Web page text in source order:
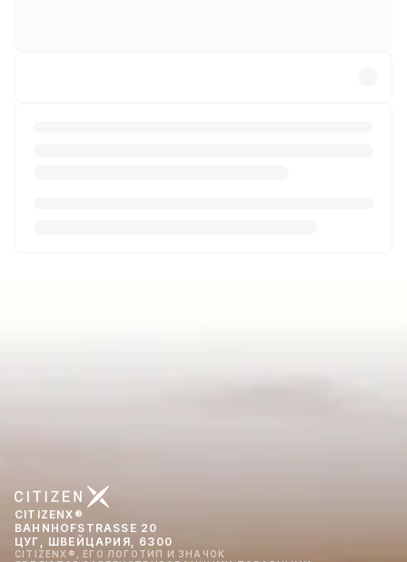
CITIZENX®
BAHNHOFSTRASSE 20
ЦУГ, ШВЕЙЦАРИЯ, 6300
CITIZENX®, ЕГО ЛОГОТИП И ЗНАЧОК